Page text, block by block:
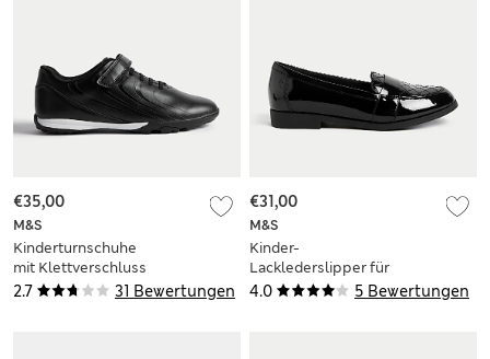
2.7 31 Bewertungen
M&S
Kinderturnschuhe
mit Klettverschluss
und Freshfeet™
€35,00
4.0 5 Bewertungen
M&S
Kinder-
Lacklederslipper für
die Schule (35–40,5)
€31,00